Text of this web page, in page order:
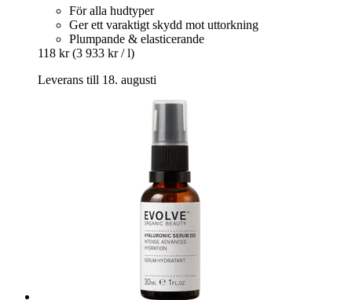
För alla hudtyper
Ger ett varaktigt skydd mot uttorkning
Plumpande & elasticerande
118 kr (3 933 kr / l)
Leverans till 18. augusti